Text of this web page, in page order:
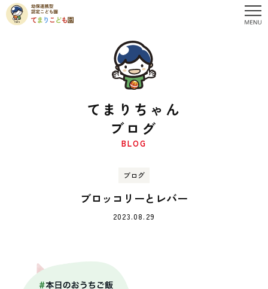
てまりちゃん
ブログ
BLOG
ブログ
ブロッコリーとレバー
2023.08.29